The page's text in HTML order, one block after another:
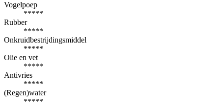
Vogelpoep
*****
Rubber
*****
Onkruidbestrijdingsmiddel
*****
Olie en vet
*****
Antivries
*****
(Regen)water
*****